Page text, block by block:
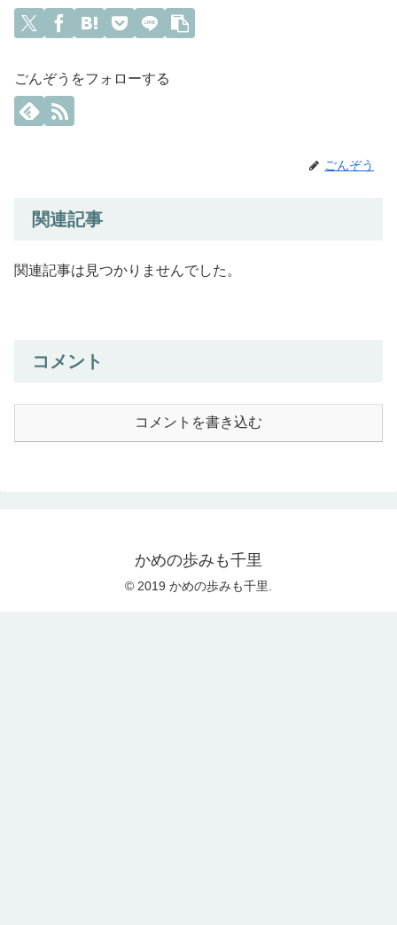
ごんぞうをフォローする
ごんぞう
関連記事
関連記事は見つかりませんでした。
コメント
コメントを書き込む
かめの歩みも千里
© 2019 かめの歩みも千里.